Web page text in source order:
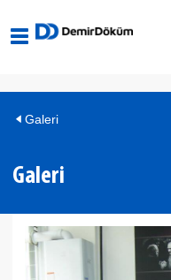
Galeri
Galeri